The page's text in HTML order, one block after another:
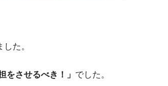
た。
をさせるべき！」 でした。